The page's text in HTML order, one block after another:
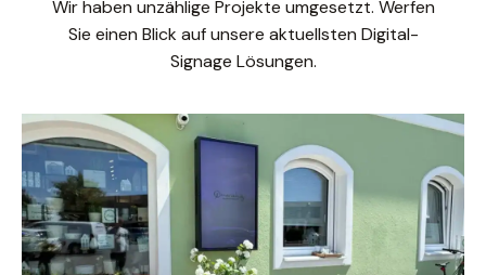
Wir haben unzählige Projekte umgesetzt. Werfen
Sie einen Blick auf unsere aktuellsten Digital-
Signage Lösungen.